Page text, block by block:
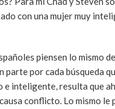
con una mujer muy
piensen lo mismo
por cada búsqueda
inteligente, resulta que
conflicto. Lo mismo